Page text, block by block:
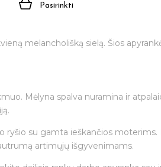
Pasirinkti
melancholišką sielą. Šios
Mėlyna spalva nuramina ir
ryšio su gamta ieškančios
artimųjų išgyvenimams.